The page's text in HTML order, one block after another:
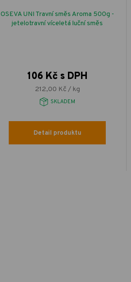
OSEVA UNI Travní směs Aroma 500g -
jetelotravní víceletá luční směs
106 Kč s DPH
212,00 Kč / kg
SKLADEM
Detail produktu